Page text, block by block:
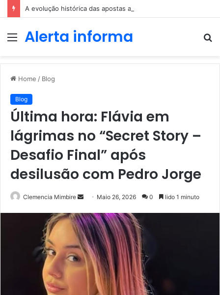
A evolução histórica das apostas ao longo dos séculos
MenuAlerta informa
Home / Blog
Blog
Última hora: Flávia em
lágrimas no “Secret Story –
Desafio Final” após
desilusão com Pedro Jorge
Clemencia Mimbire
Send
email
Maio 26, 2026 0 lido 1 minuto